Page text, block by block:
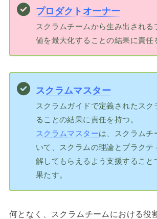
プロダクトオーナー
スクラムチームから生み出される
値を最大化することの結果に責任
スクラムマスター
スクラムガイドで定義されたスク
ることの結果に責任を持つ。
スクラムマスターは、スクラムチ
いて、スクラムの理論とプラクテ
解してもらえるよう支援すること
果たす。
何となく、スクラムチームにおける役